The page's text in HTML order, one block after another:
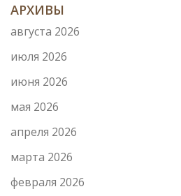
АРХИВЫ
августа 2026
июля 2026
июня 2026
мая 2026
апреля 2026
марта 2026
февраля 2026